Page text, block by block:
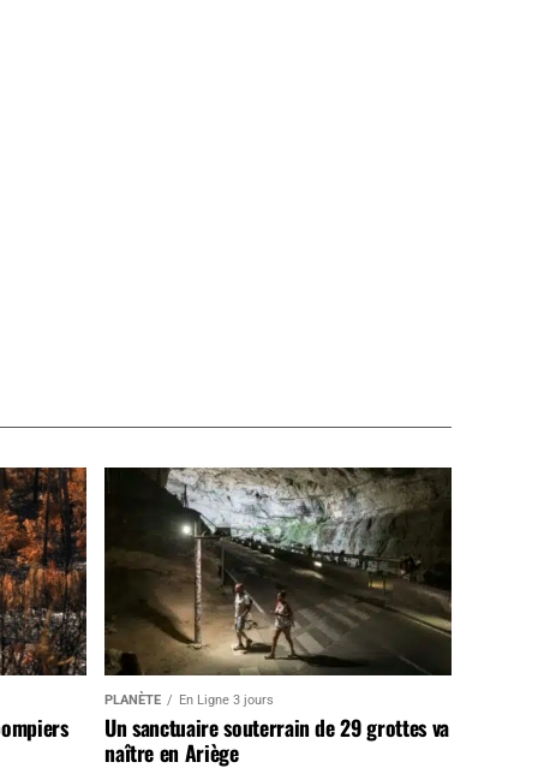
PLANÈTE En Ligne 3 jours
Un sanctuaire souterrain de 29 grottes va
naître en Ariège